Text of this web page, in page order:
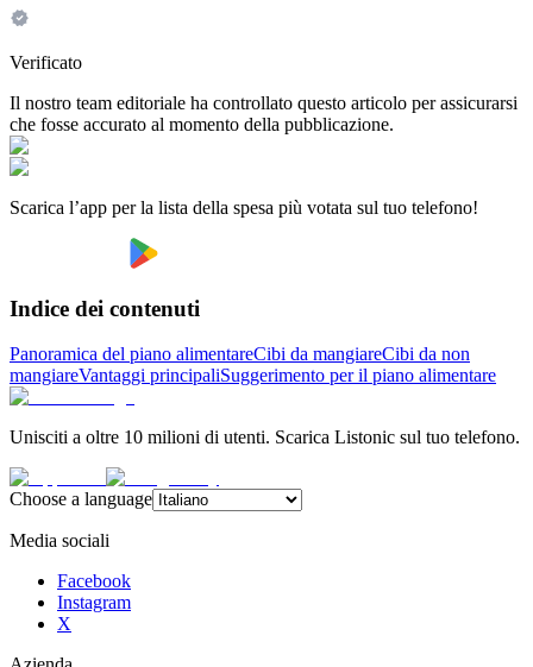
Verificato
Il nostro team editoriale ha controllato questo articolo per assicurarsi
che fosse accurato al momento della pubblicazione.
Scarica l’app per la lista della spesa più votata sul tuo telefono!
Indice dei contenuti
Panoramica del piano alimentareCibi da mangiareCibi da non
mangiareVantaggi principaliSuggerimento per il piano alimentare
Unisciti a oltre 10 milioni di utenti. Scarica Listonic sul tuo telefono.
Choose a language
Media sociali
Facebook
Instagram
X